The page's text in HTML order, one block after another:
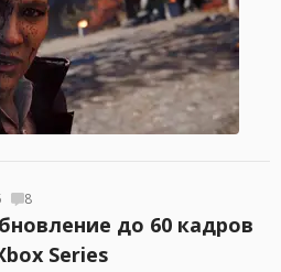
8
до 60 кадров
Series